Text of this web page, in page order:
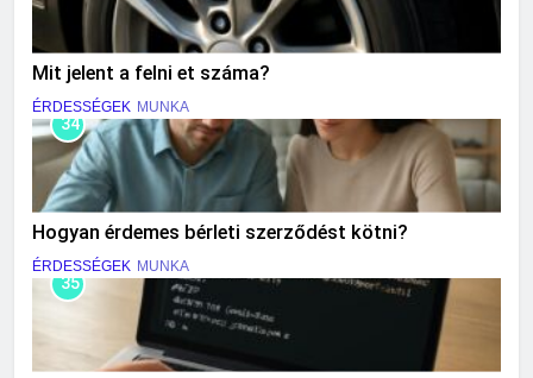
Mit jelent a felni et száma?
ÉRDESSÉGEK MUNKA
34
Hogyan érdemes bérleti szerződést kötni?
ÉRDESSÉGEK MUNKA
35